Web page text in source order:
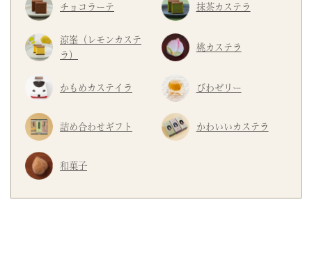
チョコラーテ 抹茶カステラ
涼峯（レモンカステ
ラ）
桃カステラ
かもめカステイラ びわゼリー
詰め合わせギフト かわいいカステラ
和菓子